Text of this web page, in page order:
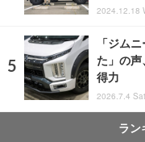
2024.12.18
「ジム
た」の
得力
2026.7.4
ラン